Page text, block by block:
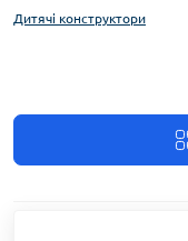
Дитячі конструктори